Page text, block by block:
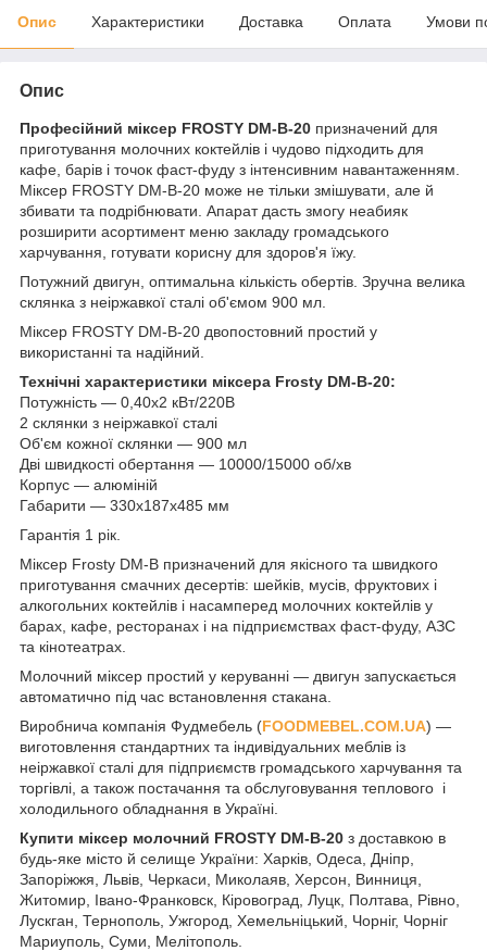
Опис Характеристики Доставка Оплата Умови
Опис
Професійний міксер FROSTY DM-B-20 призначений для
приготування молочних коктейлів і чудово підходить для
кафе, барів і точок фаст-фуду з інтенсивним навантаженням.
Міксер FROSTY DM-B-20 може не тільки змішувати, але й
збивати та подрібнювати. Апарат дасть змогу неабияк
розширити асортимент меню закладу громадського
харчування, готувати корисну для здоров'я їжу.
Потужний двигун, оптимальна кількість обертів. Зручна велика
склянка з неіржавкої сталі об'ємом 900 мл.
Міксер FROSTY DM-B-20 двопостовний простий у
використанні та надійний.
Технічні характеристики міксера Frosty DM-B-20:
Потужність — 0,40х2 кВт/220В
2 склянки з неіржавкої сталі
Об'єм кожної склянки — 900 мл
Дві швидкості обертання — 10000/15000 об/хв
Корпус — алюміній
Габарити — 330x187x485 мм
Гарантія 1 рік.
Міксер Frosty DM-B призначений для якісного та швидкого
приготування смачних десертів: шейків, мусів, фруктових і
алкогольних коктейлів і насамперед молочних коктейлів у
барах, кафе, ресторанах і на підприємствах фаст-фуду, АЗС
та кінотеатрах.
Молочний міксер простий у керуванні — двигун запускається
автоматично під час встановлення стакана.
Виробнича компанія Фудмебель (FOODMEBEL.СOM.UA) —
виготовлення стандартних та індивідуальних меблів із
неіржавкої сталі для підприємств громадського харчування та
торгівлі, а також постачання та обслуговування теплового і
холодильного обладнання в Україні.
Купити міксер молочний FROSTY DM-B-20 з доставкою в
будь-яке місто й селище України: Харків, Одеса, Дніпр,
Запоріжжя, Львів, Черкаси, Миколаяв, Херсон, Винниця,
Житомир, Івано-Франковск, Кіровоград, Луцк, Полтава, Рівно,
Лускган, Тернополь, Ужгород, Хемельніцький, Чорніг, Чорніг
Мариуполь, Суми, Мелітополь.